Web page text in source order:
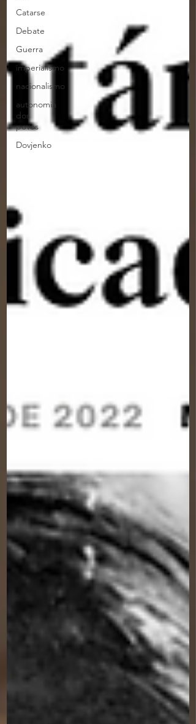
Catarse
Debate
Guerra
imperialismo
nacionalismo
autonomia
dos
povos
Dovjenko